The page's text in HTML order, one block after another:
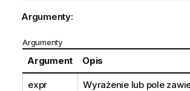
Argumenty:
Argumenty
Argument Opis
expr
Wyrażenie lub pole